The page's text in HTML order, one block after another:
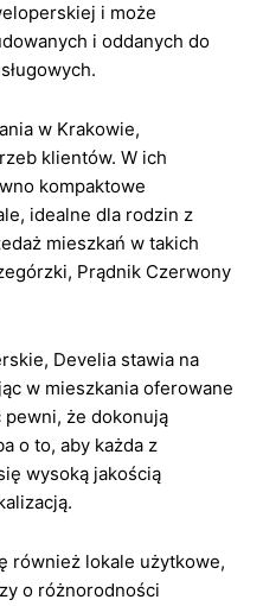
i może
i oddanych do
w Krakowie,
klientów. W ich
kompaktowe
idealne dla rodzin z
mieszkań w takich
Prądnik Czerwony
Develia stawia na
w mieszkania oferowane
że dokonują
o to, aby każda z
wysoką jakością
również lokale użytkowe,
o różnorodności